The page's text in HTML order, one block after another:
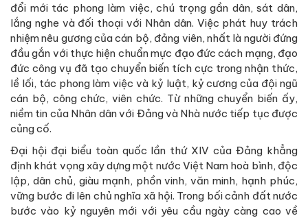
đổi mới tác phong làm việc, chú trọng gần dân, sát dân,
lắng nghe và đối thoại với Nhân dân. Việc phát huy trách
nhiệm nêu gương của cán bộ, đảng viên, nhất là người đứng
đầu gắn với thực hiện chuẩn mực đạo đức cách mạng, đạo
đức công vụ đã tạo chuyển biến tích cực trong nhận thức,
lề lối, tác phong làm việc và kỷ luật, kỷ cương của đội ngũ
cán bộ, công chức, viên chức. Từ những chuyển biến ấy,
niềm tin của Nhân dân với Đảng và Nhà nước tiếp tục được
củng cố.
Đại hội đại biểu toàn quốc lần thứ XIV của Đảng khẳng
định khát vọng xây dựng một nước Việt Nam hoà bình, độc
lập, dân chủ, giàu mạnh, phồn vinh, văn minh, hạnh phúc,
vững bước đi lên chủ nghĩa xã hội. Trong bối cảnh đất nước
bước vào kỷ nguyên mới với yêu cầu ngày càng cao về